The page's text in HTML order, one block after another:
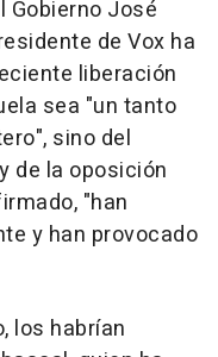
José
de Vox ha
liberación
sea "un tanto
sino del
de la oposición
"han
y han provocado
los habrían